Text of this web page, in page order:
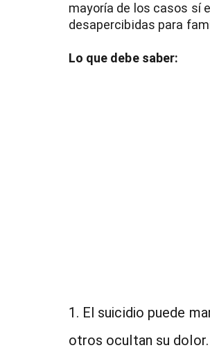
mayoría de los casos sí
desapercibidas para
Lo que debe saber:
El suicidio puede
otros ocultan su dolor.